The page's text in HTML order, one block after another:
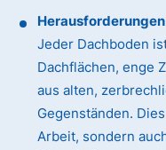
Jeder Dachboden
Dachflächen, enge
aus alten,
Gegenständen.
Arbeit, sondern